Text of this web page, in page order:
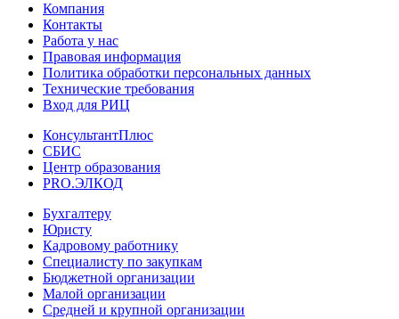
Компания
Контакты
Работа у нас
Правовая информация
Политика обработки персональных данных
Технические требования
Вход для РИЦ
КонсультантПлюс
СБИС
Центр образования
PRO.ЭЛКОД
Бухгалтеру
Юристу
Кадровому работнику
Специалисту по закупкам
Бюджетной организации
Малой организации
Средней и крупной организации